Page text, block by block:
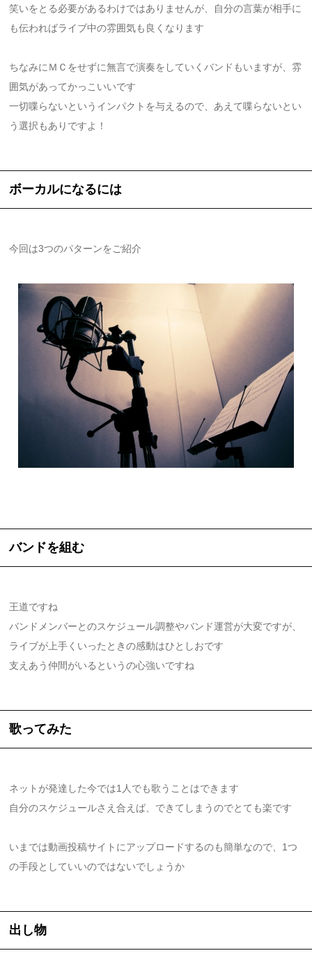
笑いをとる必要があるわけではありませんが、自分の言葉が相手に
も伝わればライブ中の雰囲気も良くなります
ちなみにＭＣをせずに無言で演奏をしていくバンドもいますが、雰
囲気があってかっこいいです
一切喋らないというインパクトを与えるので、あえて喋らないとい
う選択もありですよ！
ボーカルになるには
今回は3つのパターンをご紹介
バンドを組む
王道ですね
バンドメンバーとのスケジュール調整やバンド運営が大変ですが、
ライブが上手くいったときの感動はひとしおです
支えあう仲間がいるというの心強いですね
歌ってみた
ネットが発達した今では1人でも歌うことはできます
自分のスケジュールさえ合えば、できてしまうのでとても楽です
いまでは動画投稿サイトにアップロードするのも簡単なので、1つ
の手段としていいのではないでしょうか
出し物